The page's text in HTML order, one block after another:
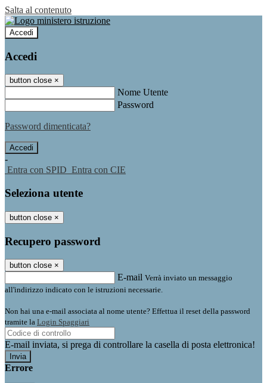
Salta al contenuto
Accedi
Accedi
button close ×
Nome Utente
Password
Password dimenticata?
-
Entra con SPID Entra con CIE
Seleziona utente
button close ×
Recupero password
button close ×
E-mail Verrà inviato un messaggio
all'indirizzo indicato con le istruzioni necessarie.
Non hai una e-mail associata al nome utente? Effettua il reset della password
tramite la Login Spaggiari
E-mail inviata, si prega di controllare la casella di posta elettronica!
Errore